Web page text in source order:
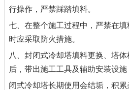
行操作，严禁踩踏填料。
七、在整个施工过程中，严禁在
时应采取防火措施。
八、封闭式冷却塔填料更换、塔
后，带出施工工具及辅助安装设施
闭式冷却塔长期使用会结垢，积